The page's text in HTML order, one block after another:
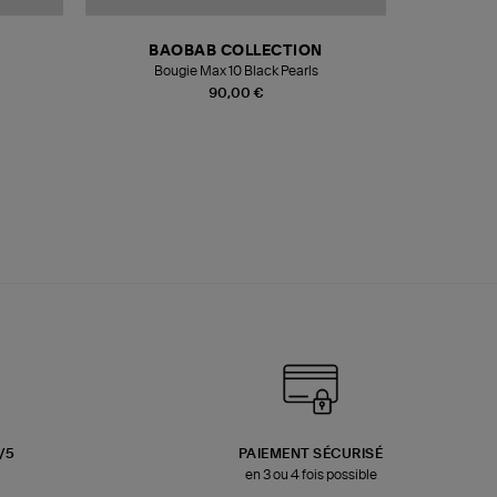
90,00 €
BAOBAB COLLECTION
Bougie Max 10 Black Pearls
5
PAIEMENT SÉCURISÉ
en 3 ou 4 fois possible